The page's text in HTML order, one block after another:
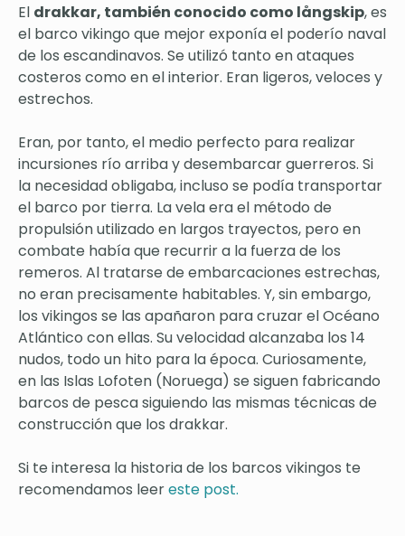
El drakkar, también conocido como långskip, es
el barco vikingo que mejor exponía el poderío naval
de los escandinavos. Se utilizó tanto en ataques
costeros como en el interior. Eran ligeros, veloces y
estrechos.
Eran, por tanto, el medio perfecto para realizar
incursiones río arriba y desembarcar guerreros. Si
la necesidad obligaba, incluso se podía transportar
el barco por tierra. La vela era el método de
propulsión utilizado en largos trayectos, pero en
combate había que recurrir a la fuerza de los
remeros. Al tratarse de embarcaciones estrechas,
no eran precisamente habitables. Y, sin embargo,
los vikingos se las apañaron para cruzar el Océano
Atlántico con ellas. Su velocidad alcanzaba los 14
nudos, todo un hito para la época. Curiosamente,
en las Islas Lofoten (Noruega) se siguen fabricando
barcos de pesca siguiendo las mismas técnicas de
construcción que los drakkar.
Si te interesa la historia de los barcos vikingos te
recomendamos leereste post.